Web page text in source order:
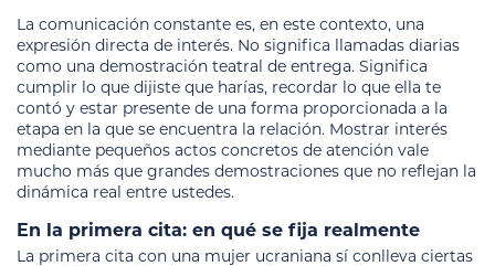
La comunicación constante es, en este contexto, una
expresión directa de interés. No significa llamadas diarias
como una demostración teatral de entrega. Significa
cumplir lo que dijiste que harías, recordar lo que ella te
contó y estar presente de una forma proporcionada a la
etapa en la que se encuentra la relación. Mostrar interés
mediante pequeños actos concretos de atención vale
mucho más que grandes demostraciones que no reflejan la
dinámica real entre ustedes.
En la primera cita: en qué se fija realmente
La primera cita con una mujer ucraniana sí conlleva ciertas